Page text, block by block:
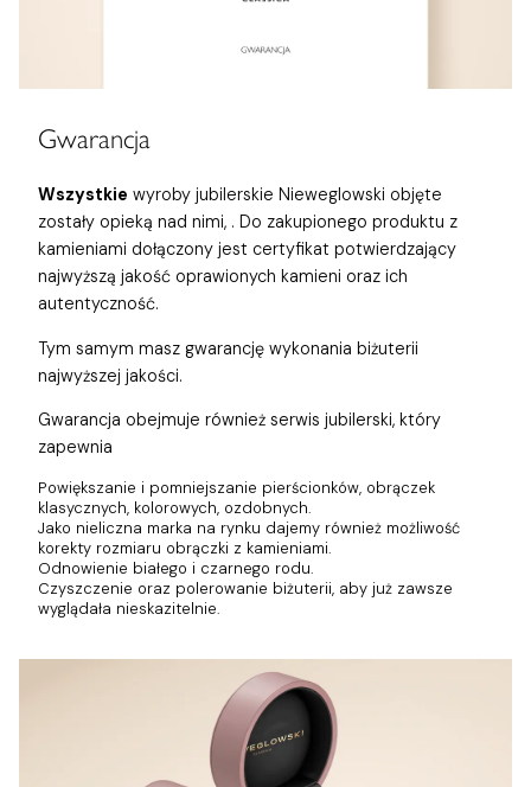
Gwarancja
Wszystkie wyroby jubilerskie Nieweglowski objęte
zostały opieką nad nimi, . Do zakupionego produktu z
kamieniami dołączony jest certyfikat potwierdzający
najwyższą jakość oprawionych kamieni oraz ich
autentyczność.
Tym samym masz gwarancję wykonania biżuterii
najwyższej jakości.
Gwarancja obejmuje również serwis jubilerski, który
zapewnia
Powiększanie i pomniejszanie pierścionków, obrączek
klasycznych, kolorowych, ozdobnych.
Jako nieliczna marka na rynku dajemy również możliwość
korekty rozmiaru obrączki z kamieniami.
Odnowienie białego i czarnego rodu.
Czyszczenie oraz polerowanie biżuterii, aby już zawsze
wyglądała nieskazitelnie.